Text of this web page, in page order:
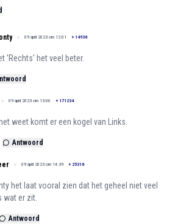
09 april 2023 om 12:01 + 14936
'Rechts' het veel beter.
09 april 2023 om 13:06 + 171234
weet komt er een kogel van Links.
Antwoord
09 april 2023 om 14:39 + 25316
het laat vooral zien dat het geheel niet veel
wat er zit.
Antwoord